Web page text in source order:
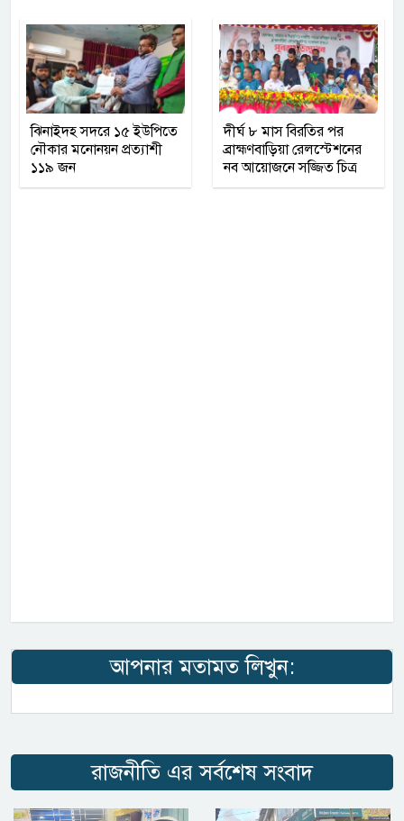
ঝিনাইদহ সদরে ১৫ ইউপিতে
নৌকার মনোনয়ন প্রত্যাশী
১১৯ জন
দীর্ঘ ৮ মাস বিরতির পর
ব্রাহ্মণবাড়িয়া রেলস্টেশনের
নব আয়োজনে সজ্জিত চিত্র
আপনার মতামত লিখুন:
রাজনীতি এর সর্বশেষ সংবাদ